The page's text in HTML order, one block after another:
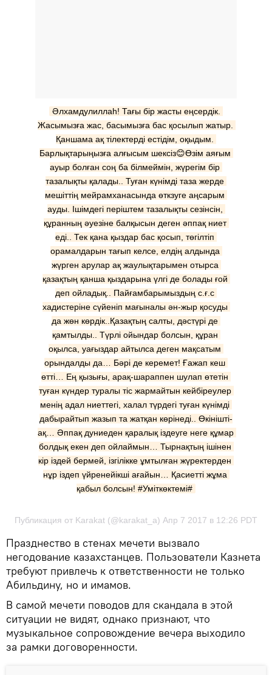
Әлxамдулиллаh! Тағы бір жасты еңсердік.
Жасымызға жас, басымызға бас қосылып жатыр.
Қаншама ақ тілектерді естідім, оқыдым.
Барлықтарыңызға алғысым шексіз😊Өзім аяғым
ауыр болған соң ба білмеймін, жүрегім бір
тазалықты қалады.. Туған күнімді таза жерде
мешіттің мейрамxанасында өткзуге аңсарым
ауды. Ішімдегі періштем тазалықты сезінсін,
құранның әуезіне балқысын деген әппақ ниет
еді.. Тек қана қыздар бас қосып, төгілтіп
орамалдарын тағып келсе, елдің алдында
жүрген арулар ақ жаулықтарымен отырса
қазақтың қанша қыздарына үлгі де болады ғой
деп ойладық.. Пайғамбарымыздың с.ғ.с
хадистеріне сүйеніп мағыналы ән-жыр қосуды
да жөн көрдік..Қазақтың салты, дәстүрі де
қамтылды.. Түрлі ойындар болсын, құран
оқылса, уағыздар айтылса деген мақсатым
орындалды да… Бәрі де керемет! Ғажап кеш
өтті… Ең қызығы, арақ-шараппен шулап өтетін
туған күндер туралы тіс жармайтын кейбіреулер
менің адал ниеттегі, xалал түрдегі туған күнімді
дабырайтып жазып та жатқан көрінеді.. Өкінішті-
ақ… Әппақ дуниеден қаралық іздеуге неге құмар
болдық екен деп ойлаймын… Тырнақтың ішінен
кір іздей бермей, ізгілікке ұмтылған жүректерден
нұр іздеп үйренейікші ағайын… Қасиетті жұма
қабыл болсын! #Уміткөктемі#
Публикация от Karakat (@karakat_a) Апр 7 2017 в 12:26 PDT
Празднество в стенах мечети вызвало
негодование казахстанцев. Пользователи Казнета
требуют привлечь к ответственности не только
Абильдину, но и имамов.
В самой мечети поводов для скандала в этой
ситуации не видят, однако признают, что
музыкальное сопровождение вечера выходило
за рамки договоренности.